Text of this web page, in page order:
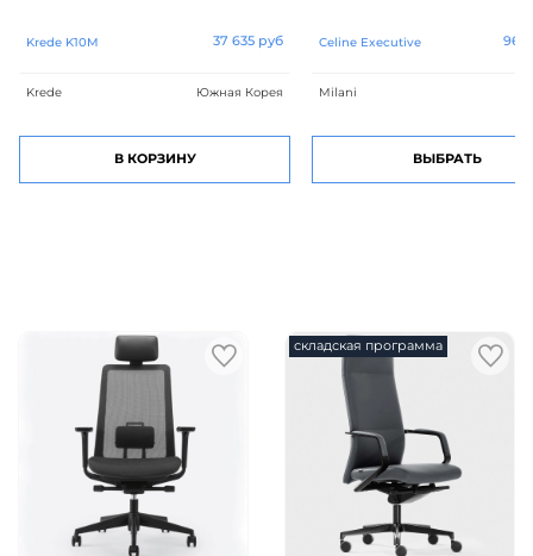
Krede K10M 37 635 руб
Krede Южная Корея
В КОРЗИНУ
Celine Executive 96
Milani
ВЫБРАТЬ
складская программа